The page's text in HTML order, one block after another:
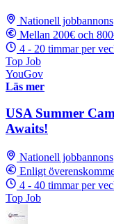
Nationell jobbannons
Mellan 200€ och
4 - 20 timmar per
Top Job
YouGov
Läs mer
USA Summer
Awaits!
Nationell jobbannons
Enligt
4 - 40 timmar per
Top Job